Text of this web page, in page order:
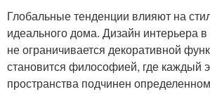
Глобальные тенденции влияют на
идеального дома. Дизайн интерьера
не ограничивается декоративной
становится философией, где каждый
пространства подчинен